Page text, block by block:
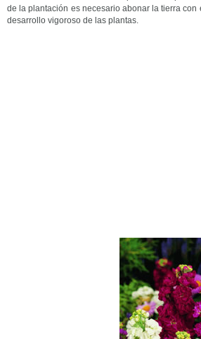
de la plantación es necesario abonar la tierra
desarrollo vigoroso de las plantas.